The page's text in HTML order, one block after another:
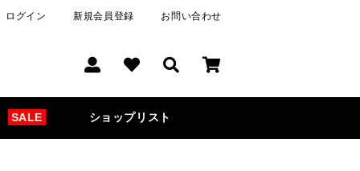
ログイン 新規会員登録 お問い合わせ
SALE ショップリスト